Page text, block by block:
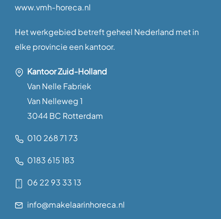
www.vmh-horeca.nl
Het werkgebied betreft geheel Nederland met in
elke provincie een kantoor.
Kantoor Zuid-Holland
Van Nelle Fabriek
Van Nelleweg 1
3044 BC Rotterdam
010 268 71 73
0183 615 183
06 22 93 33 13
info@makelaarinhoreca.nl